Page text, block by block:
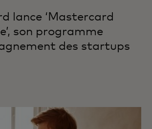
lance ‘Mastercard
son programme
des startups